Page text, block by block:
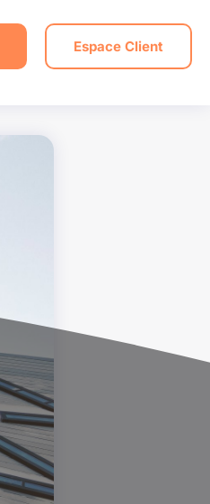
Espace Client